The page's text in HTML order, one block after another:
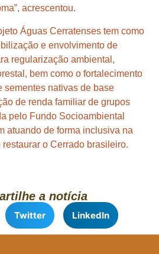
acrescentou.
Águas Cerratenses tem como
e envolvimento de
regularização ambiental,
bem como o fortalecimento
sementes nativas de base
de renda familiar de grupos
pelo Fundo Socioambiental
atuando de forma inclusiva na
o Cerrado brasileiro.
a notícia
Twitter LinkedIn